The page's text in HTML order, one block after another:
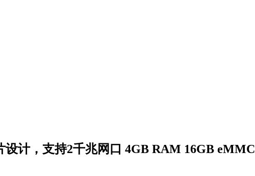
设计，支持2千兆网口 4GB RAM 16GB eMMC